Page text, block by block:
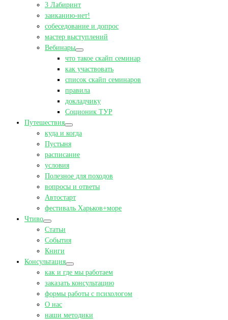
3 Лабиринт
заиканию-нет!
собеседование и допрос
мастер выступлений
Вебинары
что такое скайп семинар
как участвовать
список скайп семинаров
правила
докладчику
Соционик ТУР
Путешествия
куда и когда
Пустыня
расписание
условия
Полезное для походов
вопросы и ответы
Автостарт
фестиваль Харьков+море
Чтиво
Статьи
События
Книги
Консультация
как и где мы работаем
заказать консультацию
формы работы с психологом
О нас
наши методики